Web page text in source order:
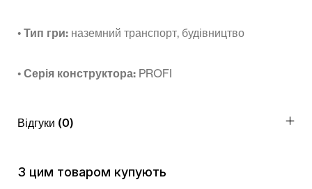
• Тип гри: наземний транспорт, будівництво
• Серія конструктора: PROFI
Відгуки (0)
З цим товаром купують